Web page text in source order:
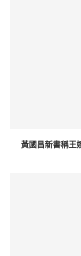
黃國昌新書稱